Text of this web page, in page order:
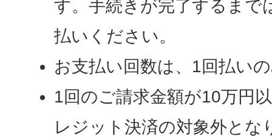
す。手続きが完了するまで
払いください。
お支払い回数は、1回払い
1回のご請求金額が10万円
レジット決済の対象外とな